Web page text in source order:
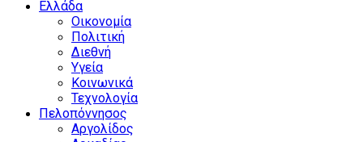
Ελλάδα
Οικονομία
Πολιτική
Διεθνή
Υγεία
Κοινωνικά
Τεχνολογία
Πελοπόννησος
Αργολίδος